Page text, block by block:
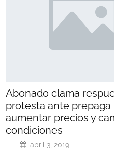
Abonado clama
protesta ante prepaga
aumentar precios y
condiciones
abril 3, 2019